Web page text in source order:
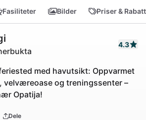
Fasiliteter Bilder Priser &
4.3
med havutsikt: Oppvarmet
velværeoase og treningssenter –
Opatija!
Dele